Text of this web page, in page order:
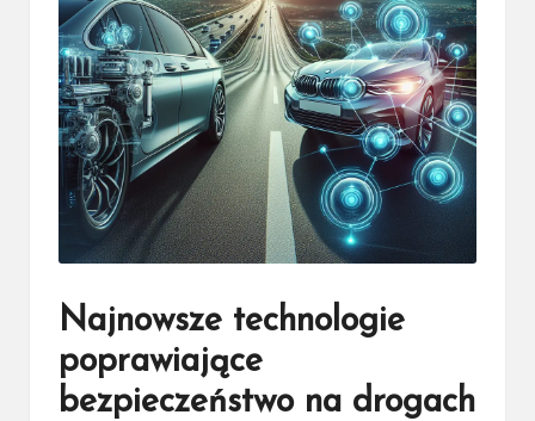
Najnowsze technologie
poprawiające
bezpieczeństwo na drogach